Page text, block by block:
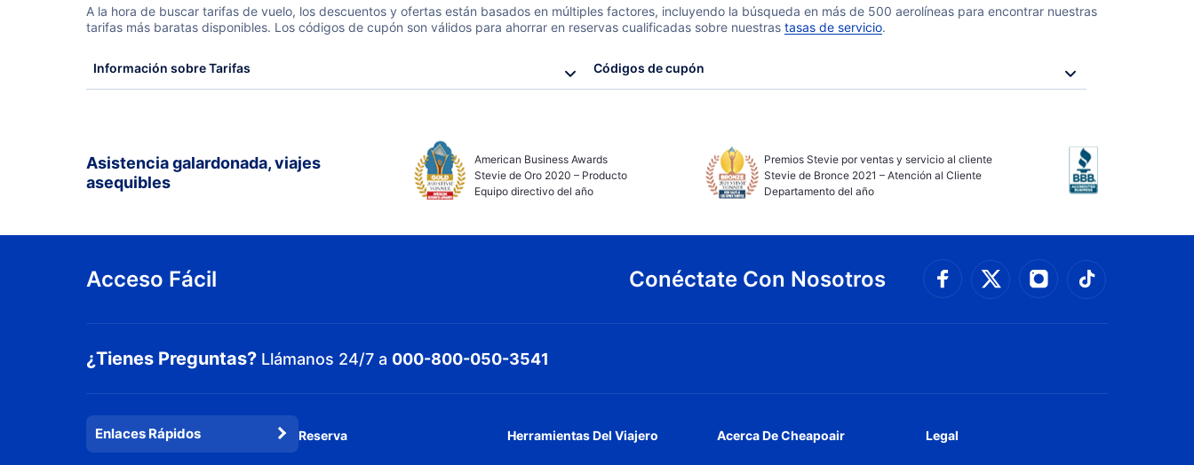
A la hora de buscar tarifas de vuelo, los descuentos y ofertas están basados en múltiples factores, incluyendo la búsqueda en más de 500 aerolíneas para encontrar nuestras
tarifas más baratas disponibles. Los códigos de cupón son válidos para ahorrar en reservas cualificadas sobre nuestras tasas de servicio.
Información sobre Tarifas Códigos de cupón
Asistencia galardonada, viajes
asequibles
American Business Awards
Stevie de Oro 2020 – Producto
Equipo directivo del año
Premios Stevie por ventas y servicio al cliente
Stevie de Bronce 2021 – Atención al Cliente
Departamento del año
Acceso Fácil Conéctate Con Nosotros
Conéctate con
Conéctate con
Connect with
¿Tienes Preguntas? Llámanos 24/7 a 000-800-050-3541
Enlaces Rápidos Reserva Herramientas Del Viajero Acerca De Cheapoair Legal